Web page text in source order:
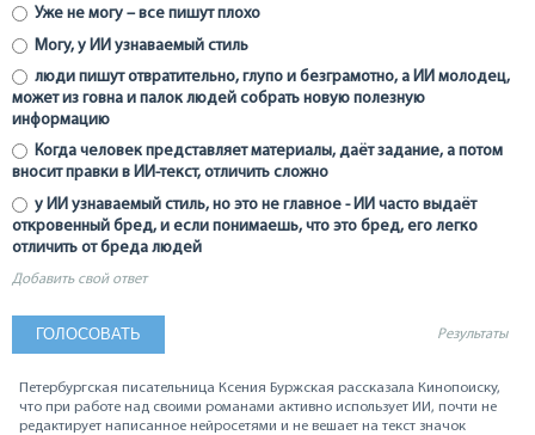
Уже не могу – все пишут плохо
Могу, у ИИ узнаваемый стиль
люди пишут отвратительно, глупо и безграмотно, а ИИ молодец,
может из говна и палок людей собрать новую полезную
информацию
Когда человек представляет материалы, даёт задание, а потом
вносит правки в ИИ-текст, отличить сложно
у ИИ узнаваемый стиль, но это не главное - ИИ часто выдаёт
откровенный бред, и если понимаешь, что это бред, его легко
отличить от бреда людей
Добавить свой ответ
Результаты
Петербургская писательница Ксения Буржская рассказала Кинопоиску,
что при работе над своими романами активно использует ИИ, почти не
редактирует написанное нейросетями и не вешает на текст значок